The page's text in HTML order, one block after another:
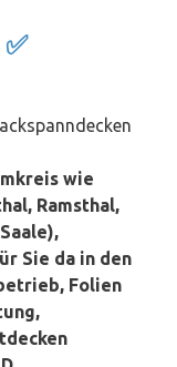
wie
Ramsthal,
Sie da in den
Folien